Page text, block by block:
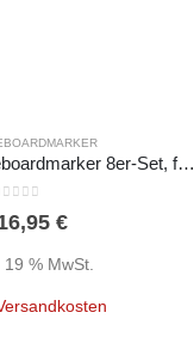
edding 363 Whiteboardmarker 8er-Set, farbsortiert, Keilspitze 1-5 mm
€
19 % MwSt.